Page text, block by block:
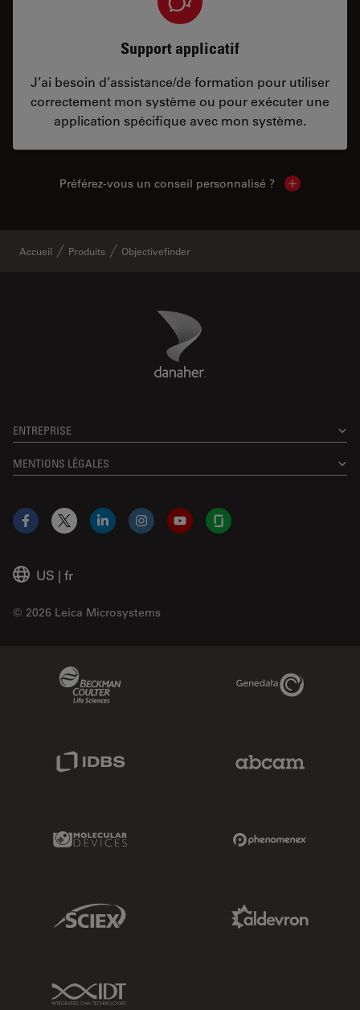
Support applicatif
J’ai besoin d’assistance/de formation pour utiliser
correctement mon système ou pour exécuter une
application spécifique avec mon système.
Préférez-vous un conseil personnalisé ? Show local
Accueil Produits Objectivefinder
Danaher Logo
ENTREPRISE
MENTIONS LÉGALES
US | fr
© 2026 Leica Microsystems
Facebook
X LinkedInInstagramYouTubeGlassdoor
Genedata Link
Molecular Devices Link
Sciex Link
IDT Link